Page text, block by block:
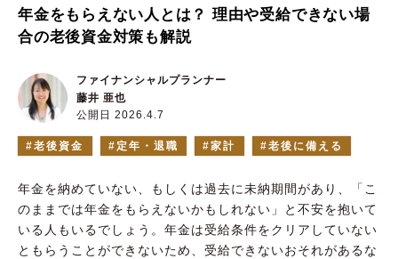
年金をもらえない人とは？ 理由や受給できない場
合の老後資金対策も解説
公開日 2026.4.7
ファイナンシャルプランナー
藤井 亜也
老後資金 定年・退職 家計 老後に備える
年金を納めていない、もしくは過去に未納期間があり、「こ
のままでは年金をもらえないかもしれない」と不安を抱いて
いる人もいるでしょう。年金は受給条件をクリアしていない
ともらうことができないため、受給できないおそれがあるな